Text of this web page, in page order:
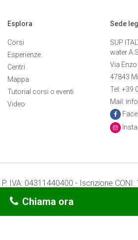
Chiama ora
Esplora
Corsi
Esperienze
Centri
Mappa
Tutorial corsi o eventi
Video
Sede
SUP
water
Via
47843
Tel: +39
Mail:
P. IVA: 04311440400 - Iscrizione CONI: